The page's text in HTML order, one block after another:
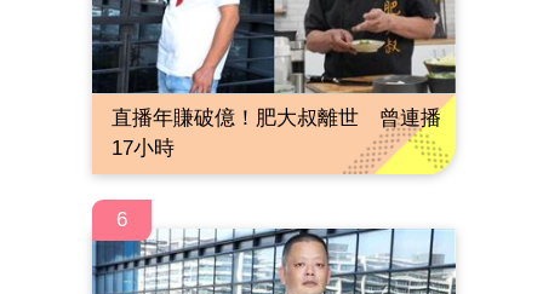
直播年賺破億！肥大叔離世 曾連播
17小時
6